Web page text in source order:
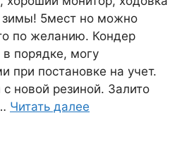
зимы! 5мест но можно
по желанию. Кондер
порядке, могу
при постановке на учет.
новой резиной. Залито
Читать далее